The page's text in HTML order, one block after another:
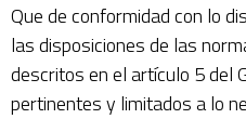
Que de conformidad con lo
las disposiciones de las
descritos en el artículo 5 del
pertinentes y limitados a lo